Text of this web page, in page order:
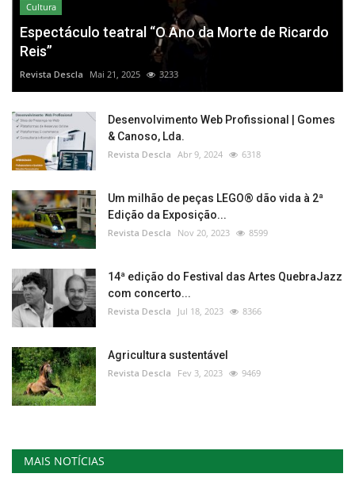
Cultura
Espectáculo teatral “O Ano da Morte de Ricardo
Reis”
Revista Descla Mai 21, 2025 3233
Desenvolvimento Web Profissional | Gomes
& Canoso, Lda.
Revista Descla Abr 9, 2024 6318
Um milhão de peças LEGO® dão vida à 2ª
Edição da Exposição...
Revista Descla Nov 20, 2023 8599
14ª edição do Festival das Artes QuebraJazz
com concerto...
Revista Descla Jul 18, 2023 8366
Agricultura sustentável
Revista Descla Fev 3, 2023 9469
MAIS NOTÍCIAS